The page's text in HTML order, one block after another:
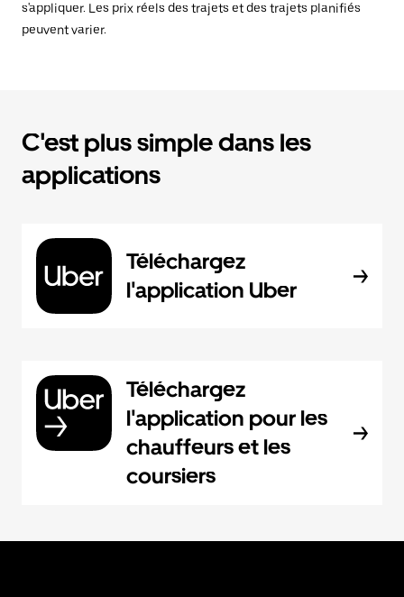
s'appliquer. Les prix réels des trajets et des trajets planifiés
peuvent varier.
C'est plus simple dans les
applications
Téléchargez
l'application Uber
Téléchargez
l'application pour les
chauffeurs et les
coursiers